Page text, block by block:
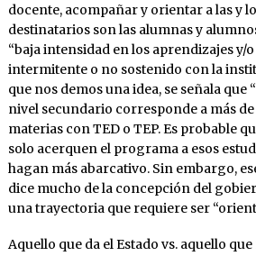
docente, acompañar y orientar a las y
destinatarios son las alumnas y
“baja intensidad en los aprendizajes y/
intermitente o no sostenido con la
que nos demos una idea, se señala que
nivel secundario corresponde a más de
materias con TED o TEP. Es probable
solo acerquen el programa a esos
hagan más abarcativo. Sin embargo,
dice mucho de la concepción del
una trayectoria que requiere ser
Aquello que da el Estado vs. aquello